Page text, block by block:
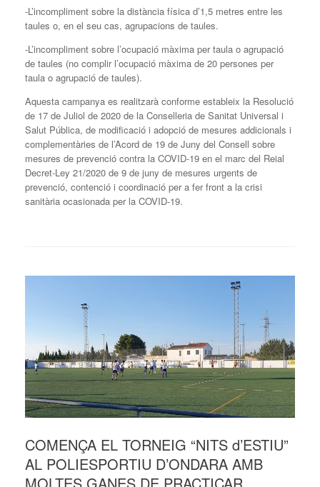
-L’incompliment sobre la distància física d’1,5 metres entre les
taules o, en el seu cas, agrupacions de taules.
-L’incompliment sobre l’ocupació màxima per taula o agrupació
de taules (no complir l’ocupació màxima de 20 persones per
taula o agrupació de taules).
Aquesta campanya es realitzarà conforme estableix la Resolució
de 17 de Juliol de 2020 de la Conselleria de Sanitat Universal i
Salut Pública, de modificació i adopció de mesures addicionals i
complementàries de l’Acord de 19 de Juny del Consell sobre
mesures de prevenció contra la COVID-19 en el marc del Reial
Decret-Ley 21/2020 de 9 de juny de mesures urgents de
prevenció, contenció i coordinació per a fer front a la crisi
sanitària ocasionada per la COVID-19.
COMENÇA EL TORNEIG “NITS d’ESTIU”
AL POLIESPORTIU D’ONDARA AMB